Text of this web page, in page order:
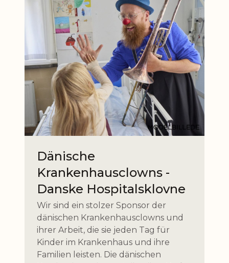
Dänische
Krankenhausclowns -
Danske Hospitalsklovne
Wir sind ein stolzer Sponsor der
dänischen Krankenhausclowns und
ihrer Arbeit, die sie jeden Tag für
Kinder im Krankenhaus und ihre
Familien leisten. Die dänischen